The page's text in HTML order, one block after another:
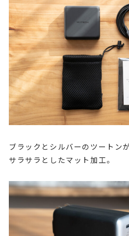
ブラックとシルバーのツートン
サラサラとしたマット加工。